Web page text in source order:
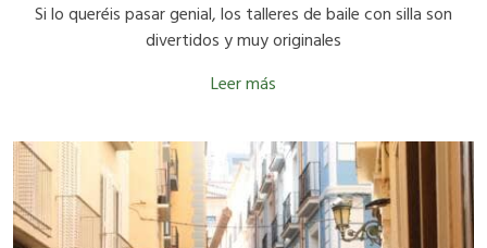
Si lo queréis pasar genial, los talleres de baile con silla son
divertidos y muy originales
Leer más